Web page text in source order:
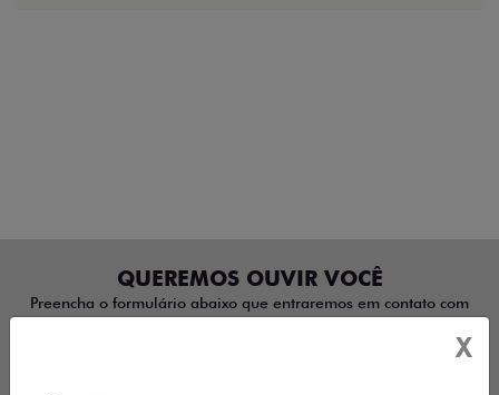
QUEREMOS OUVIR VOCÊ
Preencha o formulário abaixo que entraremos em contato com
X